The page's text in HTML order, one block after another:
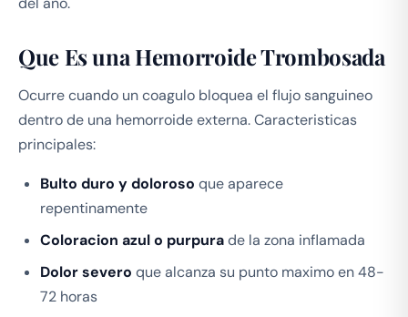
Que Es una Hemorroide Trombosada
Ocurre cuando un coagulo bloquea el flujo sanguineo
dentro de una hemorroide externa. Caracteristicas
principales:
Bulto duro y doloroso que aparece
repentinamente
Coloracion azul o purpurade la zona inflamada
Dolor severo que alcanza su punto maximo en 48-
72 horas